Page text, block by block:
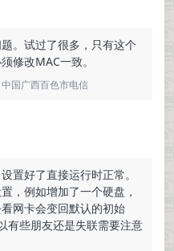
。试过了很多，只有这个
修改MAC一致。
中国广西百色市电信
置好了直接运行时正常。
，例如增加了一个硬盘，
网卡会变回默认的初始
有些朋友还是失联需要注意